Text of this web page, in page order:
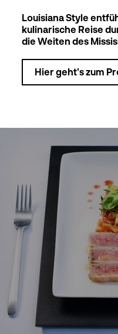
Louisiana Style
kulinarische Reise
die Weiten des
Hier geht's zum